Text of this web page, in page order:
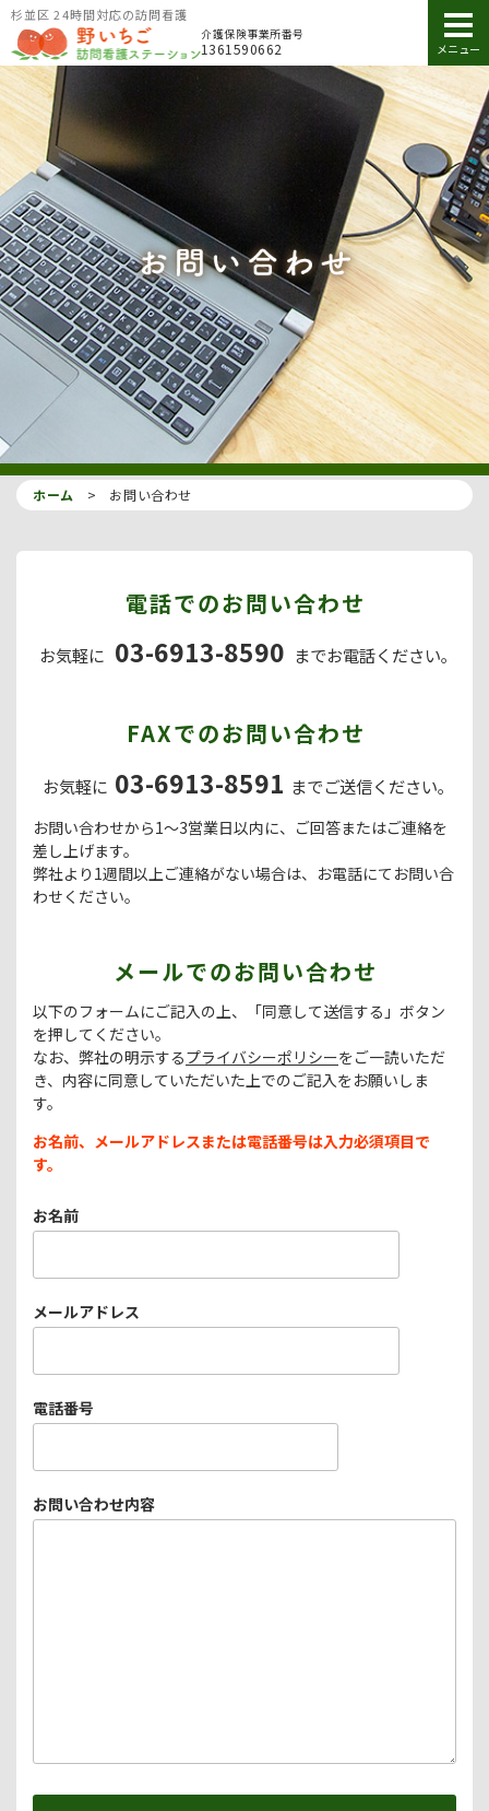
杉並区 24時間対応の訪問看護
介護保険事業所番号
1361590662
ホーム お問い合わせ
電話でのお問い合わせ
お気軽に 03-6913-8590 までお電話ください｡
FAXでのお問い合わせ
お気軽に 03-6913-8591 までご送信ください｡
お問い合わせから1～3営業日以内に、ご回答またはご連絡を
差し上げます。
弊社より1週間以上ご連絡がない場合は、お電話にてお問い合
わせください。
メールでのお問い合わせ
以下のフォームにご記入の上、「同意して送信する」ボタン
を押してください。
なお、弊社の明示するプライバシーポリシーをご一読いただ
き、内容に同意していただいた上でのご記入をお願いしま
す。
お名前、メールアドレスまたは電話番号は入力必須項目で
す。
お名前
メールアドレス
電話番号
お問い合わせ内容